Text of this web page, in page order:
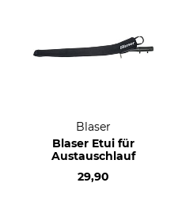
Blaser
Blaser Etui für
Austauschlauf
29,90